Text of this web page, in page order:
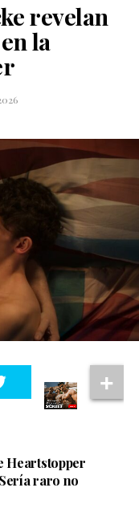
revelan
la
Heartstopper
raro no